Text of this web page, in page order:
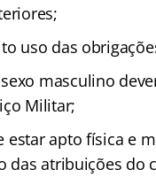
uso das
masculino
Militar;
estar apto física e
das atribuições do